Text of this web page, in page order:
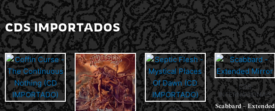
CDS IMPORTADOS
CDS
INTERNACIONAIS
Scabbard – Extended